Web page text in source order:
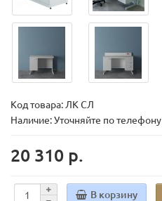
Код товара: ЛК СЛ
Наличие: Уточняйте по телефону
20 310 р.
В корзину